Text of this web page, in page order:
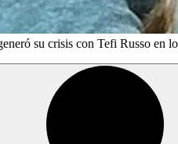
su crisis con Tefi Russo en